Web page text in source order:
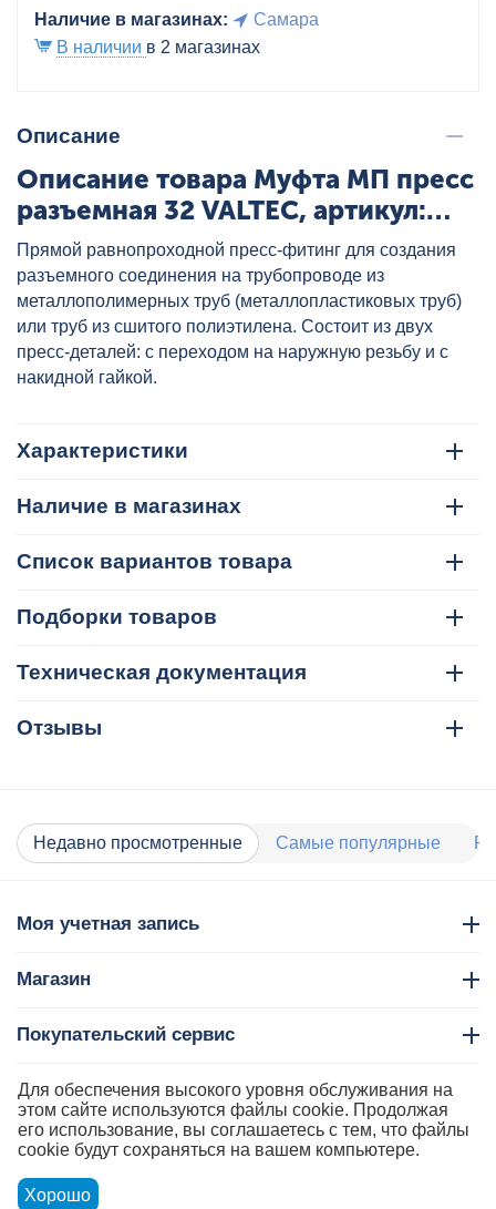
Наличие в магазинах:
Самара
В наличии в 2 магазинах
Описание
Описание товара Муфта МП пресс
разъемная 32 VALTEC, артикул:
VTm.263.N.003232
Прямой равнопроходной пресс-фитинг для создания
разъемного соединения на трубопроводе из
металлополимерных труб (металлопластиковых труб)
или труб из сшитого полиэтилена. Состоит из двух
пресс-деталей: с переходом на наружную резьбу и с
накидной гайкой.
Характеристики
Наличие в магазинах
Список вариантов товара
Подборки товаров
Техническая документация
Отзывы
Недавно просмотренные Самые популярные
Моя учетная запись
Магазин
Покупательский сервис
Контакты
Для обеспечения высокого уровня обслуживания на
этом сайте используются файлы cookie. Продолжая
его использование, вы соглашаетесь с тем, что файлы
cookie будут сохраняться на вашем компьютере.
Хорошо